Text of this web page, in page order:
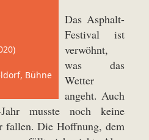
Bühne
Das Asphalt-
Festival ist
verwöhnt,
was das
Wetter
angeht. Auch
musste noch keine
fallen. Die Hoffnung, dem